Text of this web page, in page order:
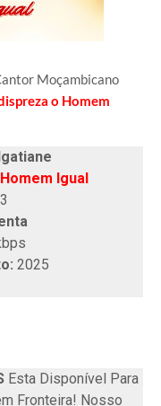
Moçambicano
o Homem
Igual
2025
Esta Disponível Para
Fronteira! Nosso